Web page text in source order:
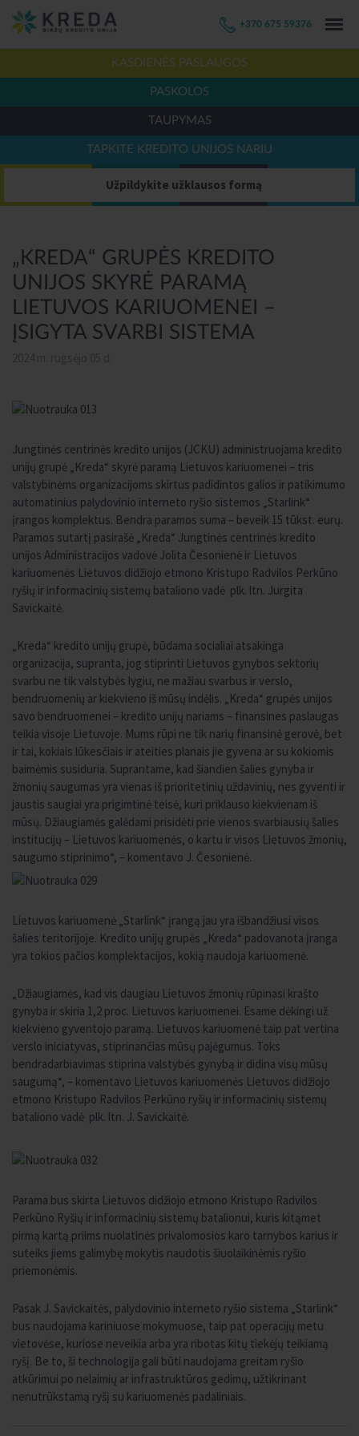
+370 675 59376
KASDIENĖS PASLAUGOS
PASKOLOS
TAUPYMAS
TAPKITE KREDITO UNIJOS NARIU
Užpildykite užklausos formą
„KREDA“ GRUPĖS KREDITO
UNIJOS SKYRĖ PARAMĄ
LIETUVOS KARIUOMENEI –
ĮSIGYTA SVARBI SISTEMA
Jungtinės centrinės kredito unijos (JCKU) administruojama kredito
unijų grupė „Kreda“ skyrė paramą Lietuvos kariuomenei – tris
valstybinėms organizacijoms skirtus padidintos galios ir patikimumo
automatinius palydovinio interneto ryšio sistemos „Starlink“
įrangos komplektus. Bendra paramos suma – beveik 15 tūkst. eurų.
Paramos sutartį pasirašė „Kreda“ Jungtinės centrinės kredito
unijos Administracijos vadovė Jolita Česonienė ir Lietuvos
kariuomenės Lietuvos didžiojo etmono Kristupo Radvilos Perkūno
ryšių ir informacinių sistemų bataliono vadė plk. ltn. Jurgita
Savickaitė.
„Kreda“ kredito unijų grupė, būdama socialiai atsakinga
organizacija, supranta, jog stiprinti Lietuvos gynybos sektorių
svarbu ne tik valstybės lygiu, ne mažiau svarbus ir verslo,
bendruomenių ar kiekvieno iš mūsų indėlis. „Kreda“ grupės unijos
savo bendruomenei – kredito unijų nariams – finansines paslaugas
teikia visoje Lietuvoje. Mums rūpi ne tik narių finansinė gerovė, bet
ir tai, kokiais lūkesčiais ir ateities planais jie gyvena ar su kokiomis
baimėmis susiduria. Suprantame, kad šiandien šalies gynyba ir
žmonių saugumas yra vienas iš prioritetinių uždavinių, nes gyventi ir
jaustis saugiai yra prigimtinė teisė, kuri priklauso kiekvienam iš
mūsų. Džiaugiamės galėdami prisidėti prie vienos svarbiausių šalies
institucijų – Lietuvos kariuomenės, o kartu ir visos Lietuvos žmonių,
saugumo stiprinimo“, – komentavo J. Česonienė.
Lietuvos kariuomenė „Starlink“ įrangą jau yra išbandžiusi visos
šalies teritorijoje. Kredito unijų grupės „Kreda“ padovanota įranga
yra tokios pačios komplektacijos, kokią naudoja kariuomenė.
„Džiaugiamės, kad vis daugiau Lietuvos žmonių rūpinasi krašto
gynyba ir skiria 1,2 proc. Lietuvos kariuomenei. Esame dėkingi už
kiekvieno gyventojo paramą. Lietuvos kariuomenė taip pat vertina
verslo iniciatyvas, stiprinančias mūsų pajėgumus. Toks
bendradarbiavimas stiprina valstybės gynybą ir didina visų mūsų
saugumą“, – komentavo Lietuvos kariuomenės Lietuvos didžiojo
etmono Kristupo Radvilos Perkūno ryšių ir informacinių sistemų
bataliono vadė plk. ltn. J. Savickaitė.
Parama bus skirta Lietuvos didžiojo etmono Kristupo Radvilos
Perkūno Ryšių ir informacinių sistemų batalionui, kuris kitąmet
pirmą kartą priims nuolatinės privalomosios karo tarnybos karius ir
suteiks jiems galimybę mokytis naudotis šiuolaikinėmis ryšio
priemonėmis.
Pasak J. Savickaitės, palydovinio interneto ryšio sistema „Starlink“
bus naudojama kariniuose mokymuose, taip pat operacijų metu
vietovėse, kuriose neveikia arba yra ribotas kitų tiekėjų teikiamą
ryšį. Be to, ši technologija gali būti naudojama greitam ryšio
atkūrimui po nelaimių ar infrastruktūros gedimų, užtikrinant
nenutrūkstamą ryšį su kariuomenės padaliniais.